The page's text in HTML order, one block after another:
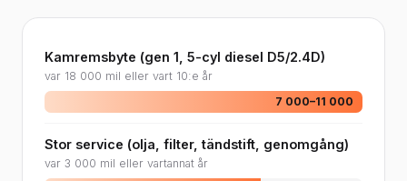
Kamremsbyte (gen 1, 5-cyl diesel D5/2.4D)
var 18 000 mil eller vart 10:e år
7 000–11 000
Stor service (olja, filter, tändstift, genomgång)
var 3 000 mil eller vartannat år